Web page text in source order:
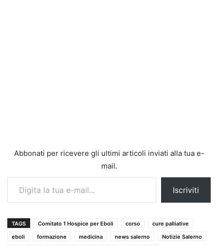
Abbonati per ricevere gli ultimi articoli inviati alla tua e-
mail.
Digita la tua e-mail...
Iscriviti
TAGS Comitato 1 Hospice per Eboli corso
cure palliative
eboli
formazione medicina news salerno
Notizie Salerno